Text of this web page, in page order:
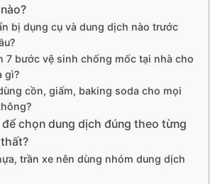
bị dụng cụ và dung dịch nào trước
7 bước vệ sinh chống mốc tại nhà cho
gì?
cồn, giấm, baking soda cho mọi
để chọn dung dịch đúng theo từng
trần xe nên dùng nhóm dung dịch